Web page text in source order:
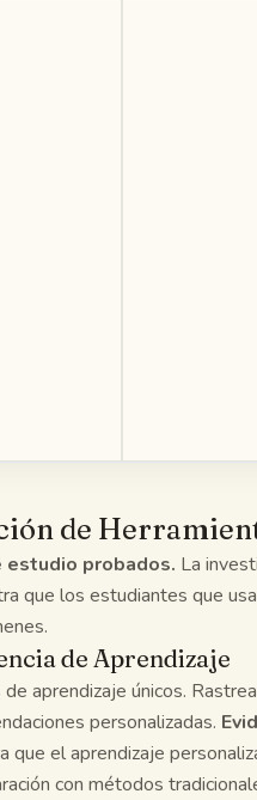
de
estudio probados. La
que los estudiantes que
de Aprendizaje
aprendizaje únicos.
personalizadas.
el aprendizaje
con métodos